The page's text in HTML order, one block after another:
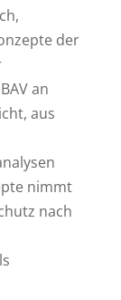
der
an
aus
nimmt
nach